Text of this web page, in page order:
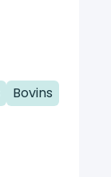
Bovins